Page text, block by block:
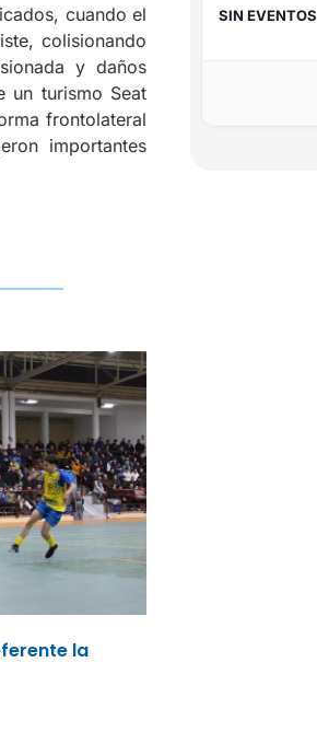
cuando el
colisionando
y daños
un turismo Seat
frontolateral
importantes
la
SIN EVENTOS